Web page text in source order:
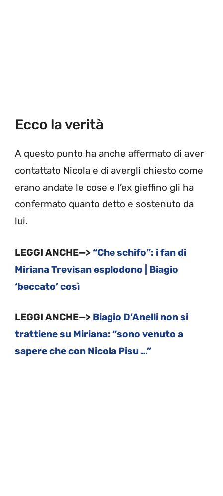
Ecco la verità
A questo punto ha anche affermato di aver
contattato Nicola e di avergli chiesto come
erano andate le cose e l’ex gieffino gli ha
confermato quanto detto e sostenuto da
lui.
LEGGI ANCHE—>“Che schifo”: i fan di
Miriana Trevisan esplodono | Biagio
‘beccato’ così
LEGGI ANCHE—> Biagio D’Anelli non si
trattiene su Miriana: “sono venuto a
sapere che con Nicola Pisu …”